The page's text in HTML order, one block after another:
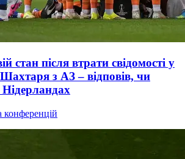
стан після втрати свідомості у
з АЗ – відповів, чи
конференцій